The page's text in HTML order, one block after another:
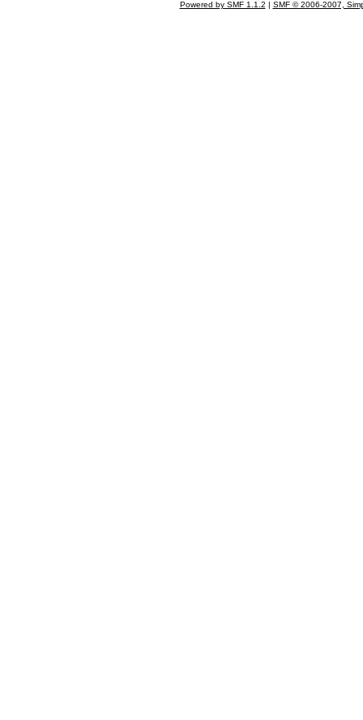
Powered by SMF 1.1.2 | SMF © 2006-2007,